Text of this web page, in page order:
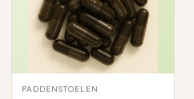
PADDENSTOELEN